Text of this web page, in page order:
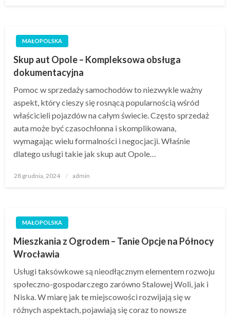
MAŁOPOLSKA
Skup aut Opole – Kompleksowa obsługa
dokumentacyjna
Pomoc w sprzedaży samochodów to niezwykle ważny
aspekt, który cieszy się rosnącą popularnością wśród
właścicieli pojazdów na całym świecie. Często sprzedaż
auta może być czasochłonna i skomplikowana,
wymagając wielu formalności i negocjacji. Właśnie
dlatego usługi takie jak skup aut Opole…
Opublikowane
28 grudnia, 2024 admin
MAŁOPOLSKA
Mieszkania z Ogrodem – Tanie Opcje na Północy
Wrocławia
Usługi taksówkowe są nieodłącznym elementem rozwoju
społeczno-gospodarczego zarówno Stalowej Woli, jak i
Niska. W miarę jak te miejscowości rozwijają się w
różnych aspektach, pojawiają się coraz to nowsze